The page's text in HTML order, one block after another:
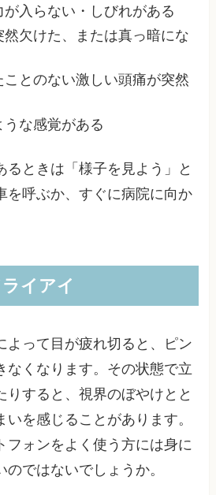
が入らない・しびれがある
欠けた、または真っ暗にな
とのない激しい頭痛が突然
な感覚がある
るときは「様子を見よう」と
を呼ぶか、すぐに病院に向か
イアイ
よって目が疲れ切ると、ピン
なくなります。その状態で立
りすると、視界のぼやけとと
いを感じることがあります。
フォンをよく使う方には身に
ではないでしょうか。